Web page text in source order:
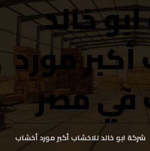
خالد
مورد
في مصر
شركة ابو خالد للاخشاب أكبر مورد أخشاب